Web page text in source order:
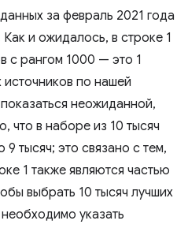
за февраль 2021 года
и ожидалось, в строке 1
с рангом 1000 — это 1
по нашей
неожиданной,
что в наборе из 10 тысяч
9 тысяч; это связано с тем,
1 также являются частью
выбрать 10 тысяч лучших
указать